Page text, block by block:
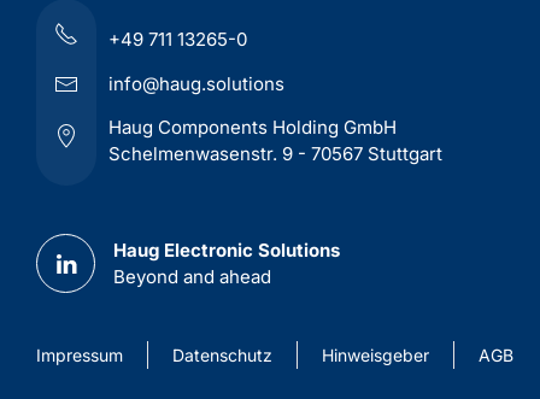
+49 711 13265-0
info@haug.solutions
Haug Components Holding GmbH
Schelmenwasenstr. 9 - 70567 Stuttgart
Haug Electronic Solutions
Beyond and ahead
Impressum Datenschutz Hinweisgeber AGB